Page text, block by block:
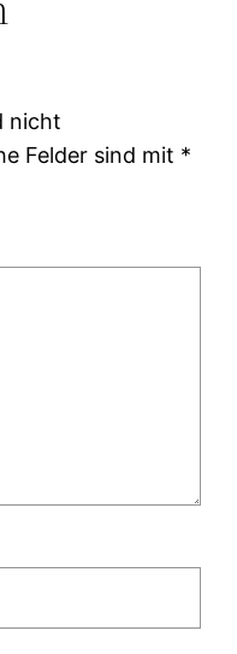
nicht
Felder sind mit *